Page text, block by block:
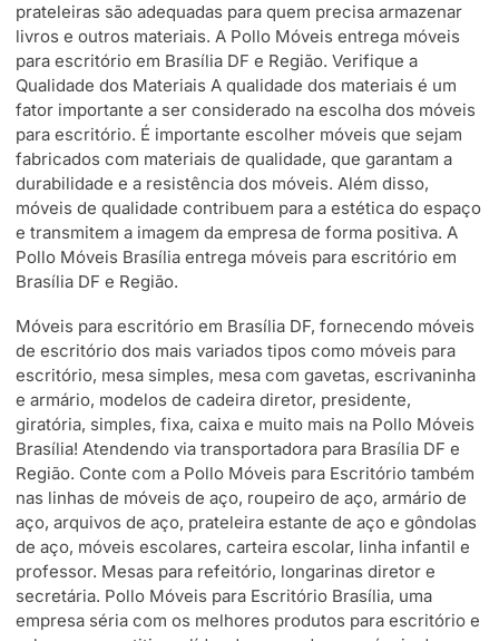
prateleiras são adequadas para quem precisa armazenar
livros e outros materiais. A Pollo Móveis entrega móveis
para escritório em Brasília DF e Região. Verifique a
Qualidade dos Materiais A qualidade dos materiais é um
fator importante a ser considerado na escolha dos móveis
para escritório. É importante escolher móveis que sejam
fabricados com materiais de qualidade, que garantam a
durabilidade e a resistência dos móveis. Além disso,
móveis de qualidade contribuem para a estética do espaço
e transmitem a imagem da empresa de forma positiva. A
Pollo Móveis Brasília entrega móveis para escritório em
Brasília DF e Região.
Móveis para escritório em Brasília DF, fornecendo móveis
de escritório dos mais variados tipos como móveis para
escritório, mesa simples, mesa com gavetas, escrivaninha
e armário, modelos de cadeira diretor, presidente,
giratória, simples, fixa, caixa e muito mais na Pollo Móveis
Brasília! Atendendo via transportadora para Brasília DF e
Região. Conte com a Pollo Móveis para Escritório também
nas linhas de móveis de aço, roupeiro de aço, armário de
aço, arquivos de aço, prateleira estante de aço e gôndolas
de aço, móveis escolares, carteira escolar, linha infantil e
professor. Mesas para refeitório, longarinas diretor e
secretária. Pollo Móveis para Escritório Brasília, uma
empresa séria com os melhores produtos para escritório e